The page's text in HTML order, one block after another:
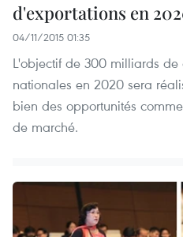
d'exportations en
04/11/2015 01:35
L'objectif de 300 milliards
nationales en 2020 sera
bien des opportunités
de marché.